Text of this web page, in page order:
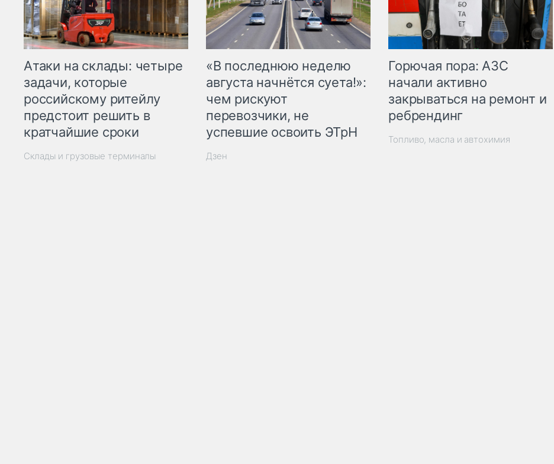
Атаки на склады: четыре
задачи, которые
российскому ритейлу
предстоит решить в
кратчайшие сроки
Склады и грузовые терминалы
«В последнюю неделю
августа начнётся суета!»:
чем рискуют
перевозчики, не
успевшие освоить ЭТрН
Дзен
Горючая пора: АЗС
начали активно
закрываться на ремонт и
ребрендинг
Топливо, масла и автохимия